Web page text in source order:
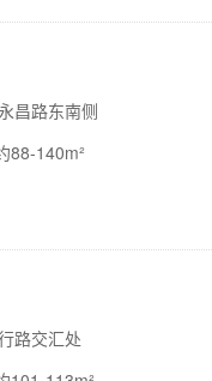
昌路东南侧
88-140m²
路交汇处